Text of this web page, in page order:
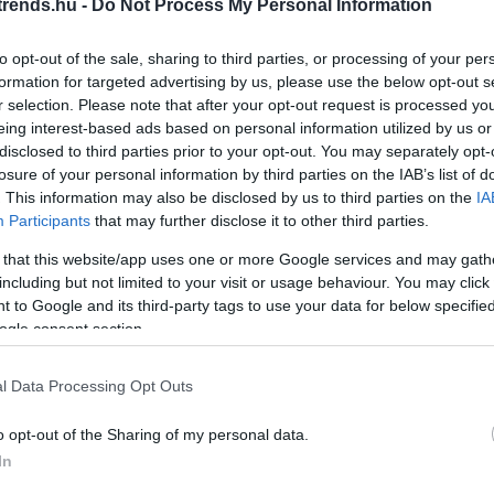
- Do Not Process My Personal Information
opt-out of the sale, sharing to third parties, or processing of your
for targeted advertising by us, please use the below opt-out
selection. Please note that after your opt-out request is processed
interest-based ads based on personal information utilized by us
to third parties prior to your opt-out. You may separately
of your personal information by third parties on the IAB’s list of
This information may also be disclosed by us to third parties on the
Participants that may further disclose it to other third parties.
that this website/app uses one or more Google services and may
but not limited to your visit or usage behaviour. You may
to Google and its third-party tags to use your data for below
consent section.
Data Processing Opt Outs
opt-out of the Sharing of my personal data.
diszpécserhálózata több mint 900 jelzőlámpás
pedig képes közvetlenül beavatkozni és előnyt
uniós forrásból valósították meg.
bejárásán újságíróknak arról beszélt: 32 diszpécser
műholdas rendszer érzékeli, hogy egy járat nem
Ezzel elkerülhető például az is, hogy két azonos
villamosokat jövő tavasszal vonják be a Futár-
kamerázzák majd.